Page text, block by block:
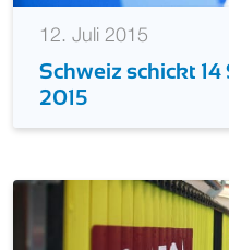
12. Juli 2015
Schweiz schickt
2015